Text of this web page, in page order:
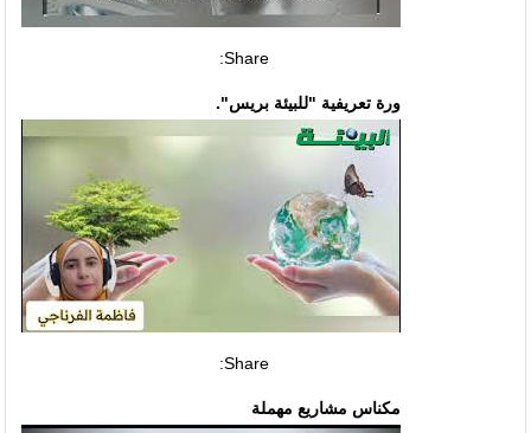
Share:
ورة تعريفية "للبيئة بريس".
Share:
مكناس مشاريع مهملة